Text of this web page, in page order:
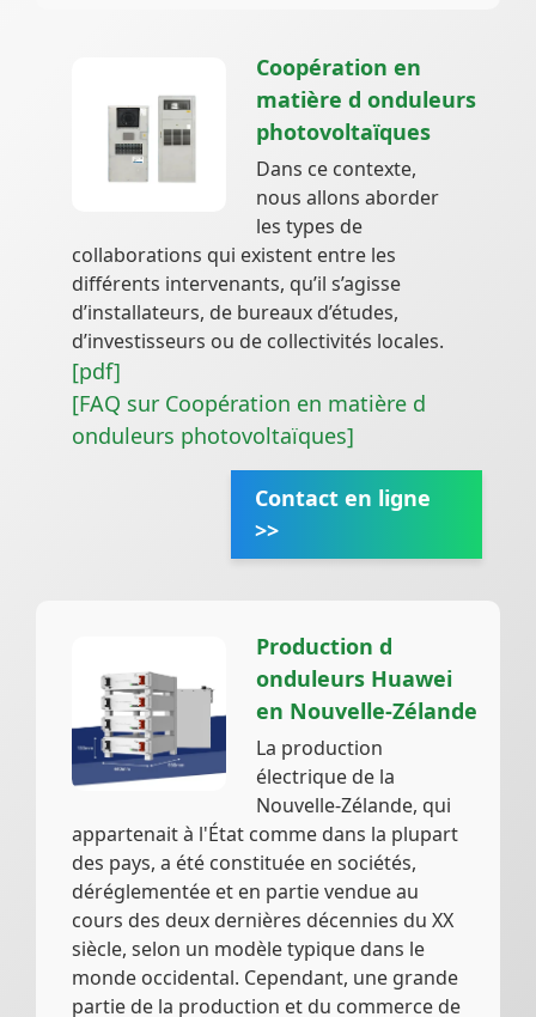
Coopération en
matière d onduleurs
photovoltaïques
Dans ce contexte,
nous allons aborder
les types de
collaborations qui existent entre les
différents intervenants, qu’il s’agisse
d’installateurs, de bureaux d’études,
d’investisseurs ou de collectivités locales.
[pdf]
[FAQ sur Coopération en matière d
onduleurs photovoltaïques]
Contact en ligne
>>
Production d
onduleurs Huawei
en Nouvelle-Zélande
La production
électrique de la
Nouvelle-Zélande, qui
appartenait à l'État comme dans la plupart
des pays, a été constituée en sociétés,
déréglementée et en partie vendue au
cours des deux dernières décennies du XX
siècle, selon un modèle typique dans le
monde occidental. Cependant, une grande
partie de la production et du commerce de